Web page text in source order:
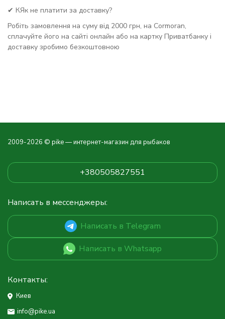
✔ КЯк не платити за доставку?
Робіть замовлення на суму від 2000 грн, на Cormoran,
сплачуйте його на сайті онлайн або на картку Приватбанку і
доставку зробимо безкоштовною
2009-2026 © pike — интернет-магазин для рыбаков
+380505827551
Написать в мессенджеры:
Написать в Telegram
Написать в Whatsapp
Контакты:
Киев
info@pike.ua